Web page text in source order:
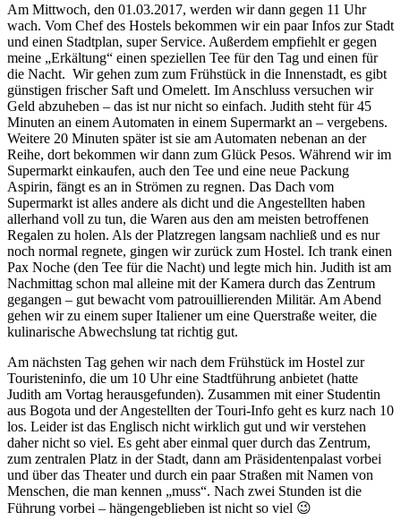
Am Mittwoch, den 01.03.2017, werden wir dann gegen 11 Uhr
wach. Vom Chef des Hostels bekommen wir ein paar Infos zur Stadt
und einen Stadtplan, super Service. Außerdem empfiehlt er gegen
meine „Erkältung“ einen speziellen Tee für den Tag und einen für
die Nacht. Wir gehen zum zum Frühstück in die Innenstadt, es gibt
günstigen frischer Saft und Omelett. Im Anschluss versuchen wir
Geld abzuheben – das ist nur nicht so einfach. Judith steht für 45
Minuten an einem Automaten in einem Supermarkt an – vergebens.
Weitere 20 Minuten später ist sie am Automaten nebenan an der
Reihe, dort bekommen wir dann zum Glück Pesos. Während wir im
Supermarkt einkaufen, auch den Tee und eine neue Packung
Aspirin, fängt es an in Strömen zu regnen. Das Dach vom
Supermarkt ist alles andere als dicht und die Angestellten haben
allerhand voll zu tun, die Waren aus den am meisten betroffenen
Regalen zu holen. Als der Platzregen langsam nachließ und es nur
noch normal regnete, gingen wir zurück zum Hostel. Ich trank einen
Pax Noche (den Tee für die Nacht) und legte mich hin. Judith ist am
Nachmittag schon mal alleine mit der Kamera durch das Zentrum
gegangen – gut bewacht vom patrouillierenden Militär. Am Abend
gehen wir zu einem super Italiener um eine Querstraße weiter, die
kulinarische Abwechslung tat richtig gut.
Am nächsten Tag gehen wir nach dem Frühstück im Hostel zur
Touristeninfo, die um 10 Uhr eine Stadtführung anbietet (hatte
Judith am Vortag herausgefunden). Zusammen mit einer Studentin
aus Bogota und der Angestellten der Touri-Info geht es kurz nach 10
los. Leider ist das Englisch nicht wirklich gut und wir verstehen
daher nicht so viel. Es geht aber einmal quer durch das Zentrum,
zum zentralen Platz in der Stadt, dann am Präsidentenpalast vorbei
und über das Theater und durch ein paar Straßen mit Namen von
Menschen, die man kennen „muss“. Nach zwei Stunden ist die
Führung vorbei – hängengeblieben ist nicht so viel 😉